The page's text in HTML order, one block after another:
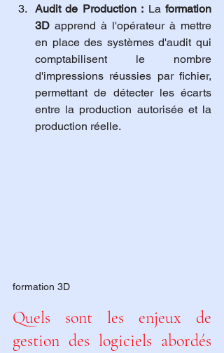
Audit de Production : La formation
3D apprend à l'opérateur à mettre
en place des systèmes d'audit qui
comptabilisent le nombre
d'impressions réussies par fichier,
permettant de détecter les écarts
entre la production autorisée et la
production réelle.
formation 3D
Quels sont les enjeux de
gestion des logiciels abordés